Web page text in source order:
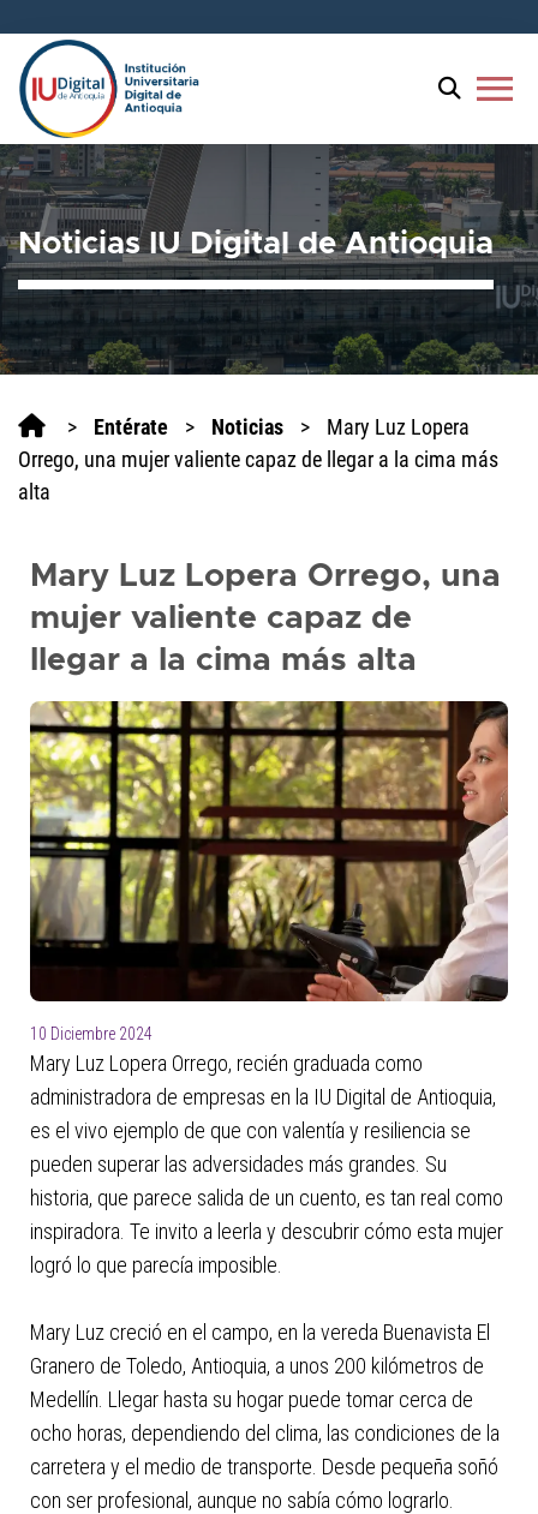
to
One
Accessibility
screen
reader.
To
start
the
All
in
Accessibility
screen
reader,
press
This
shortcut
activates
screen
reader
help
navigate
and
interact
with
content.
menu
Noticias IU Digital de Antioquia
> Entérate > Noticias >
Mary Luz Lopera
Orrego, una mujer valiente capaz de llegar a la cima más
alta
Mary Luz Lopera Orrego, una
mujer valiente capaz de
llegar a la cima más alta
10 Diciembre 2024
Mary Luz Lopera Orrego, recién graduada como
administradora de empresas en la IU Digital de Antioquia,
es el vivo ejemplo de que con valentía y resiliencia se
pueden superar las adversidades más grandes. Su
historia, que parece salida de un cuento, es tan real como
inspiradora. Te invito a leerla y descubrir cómo esta mujer
logró lo que parecía imposible.
Mary Luz creció en el campo, en la vereda Buenavista El
Granero de Toledo, Antioquia, a unos 200 kilómetros de
Medellín. Llegar hasta su hogar puede tomar cerca de
ocho horas, dependiendo del clima, las condiciones de la
carretera y el medio de transporte. Desde pequeña soñó
con ser profesional, aunque no sabía cómo lograrlo.